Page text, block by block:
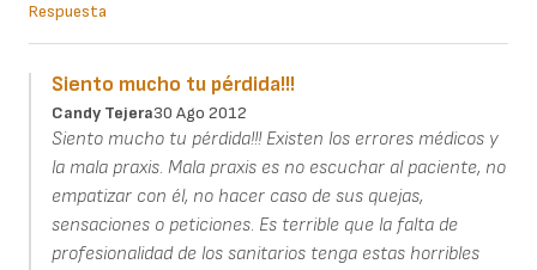
Respuesta
Siento mucho tu pérdida!!!
Candy Tejera30 Ago 2012
Siento mucho tu pérdida!!! Existen los errores médicos y
la mala praxis. Mala praxis es no escuchar al paciente, no
empatizar con él, no hacer caso de sus quejas,
sensaciones o peticiones. Es terrible que la falta de
profesionalidad de los sanitarios tenga estas horribles